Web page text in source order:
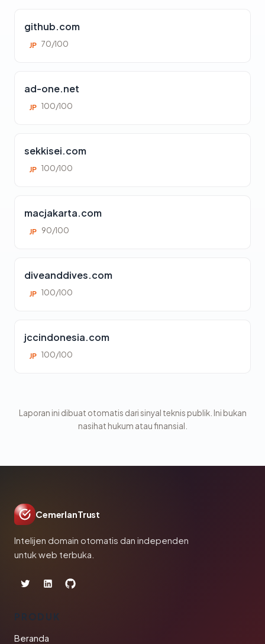
github.com
JP 70/100
ad-one.net
JP 100/100
sekkisei.com
JP 100/100
macjakarta.com
JP 90/100
diveanddives.com
JP 100/100
jccindonesia.com
JP 100/100
Laporan ini dibuat otomatis dari sinyal teknis publik. Ini bukan
nasihat hukum atau finansial.
CemerlanTrust
Intelijen domain otomatis dan independen
untuk web terbuka.
PRODUK
Beranda